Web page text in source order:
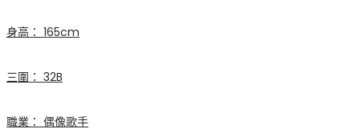
身高： 165cm
三圍： 32B
職業： 偶像歌手